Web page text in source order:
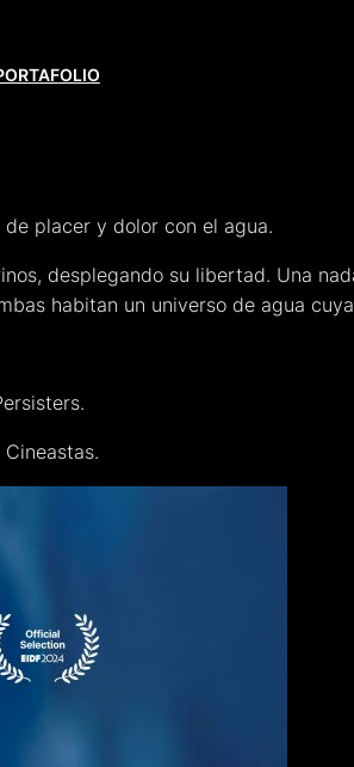
placer y dolor con el agua.
desplegando su libertad. Una
habitan un universo de agua